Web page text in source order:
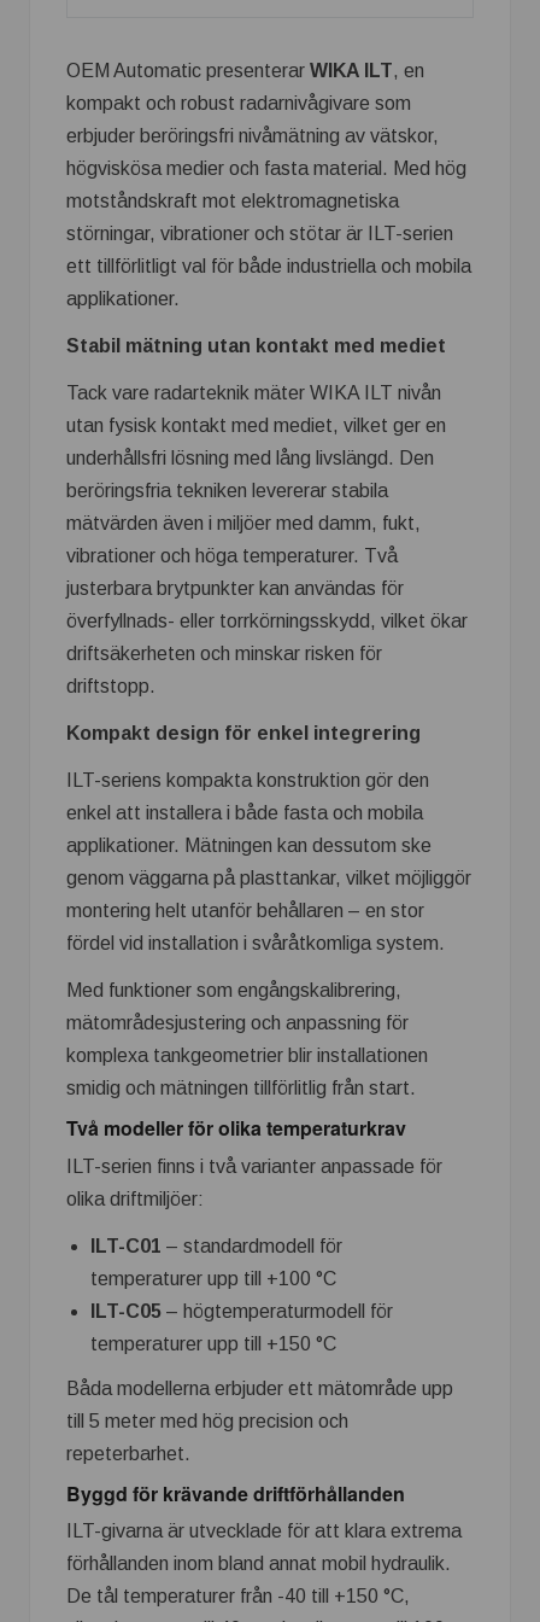
OEM Automatic presenterar WIKA ILT, en
kompakt och robust radarnivågivare som
erbjuder beröringsfri nivåmätning av vätskor,
högviskösa medier och fasta material. Med hög
motståndskraft mot elektromagnetiska
störningar, vibrationer och stötar är ILT-serien
ett tillförlitligt val för både industriella och mobila
applikationer.
Stabil mätning utan kontakt med mediet
Tack vare radarteknik mäter WIKA ILT nivån
utan fysisk kontakt med mediet, vilket ger en
underhållsfri lösning med lång livslängd. Den
beröringsfria tekniken levererar stabila
mätvärden även i miljöer med damm, fukt,
vibrationer och höga temperaturer. Två
justerbara brytpunkter kan användas för
överfyllnads- eller torrkörningsskydd, vilket ökar
driftsäkerheten och minskar risken för
driftstopp.
Kompakt design för enkel integrering
ILT-seriens kompakta konstruktion gör den
enkel att installera i både fasta och mobila
applikationer. Mätningen kan dessutom ske
genom väggarna på plasttankar, vilket möjliggör
montering helt utanför behållaren – en stor
fördel vid installation i svåråtkomliga system.
Med funktioner som engångskalibrering,
mätområdesjustering och anpassning för
komplexa tankgeometrier blir installationen
smidig och mätningen tillförlitlig från start.
Två modeller för olika temperaturkrav
ILT-serien finns i två varianter anpassade för
olika driftmiljöer:
ILT-C01 – standardmodell för
temperaturer upp till +100 °C
ILT-C05 – högtemperaturmodell för
temperaturer upp till +150 °C
Båda modellerna erbjuder ett mätområde upp
till 5 meter med hög precision och
repeterbarhet.
Byggd för krävande driftförhållanden
ILT-givarna är utvecklade för att klara extrema
förhållanden inom bland annat mobil hydraulik.
De tål temperaturer från -40 till +150 °C,